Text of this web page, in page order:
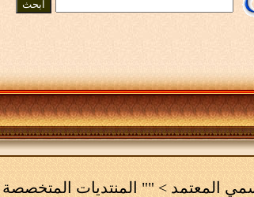
المعتمد > "" المنتديات